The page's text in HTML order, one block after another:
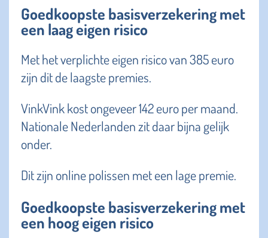
Goedkoopste basisverzekering met
een laag eigen risico
Met het verplichte eigen risico van 385 euro
zijn dit de laagste premies.
VinkVink kost ongeveer 142 euro per maand.
Nationale Nederlanden zit daar bijna gelijk
onder.
Dit zijn online polissen met een lage premie.
Goedkoopste basisverzekering met
een hoog eigen risico